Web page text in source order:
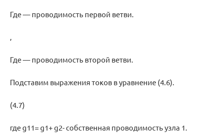
Где — проводимость первой ветви.
Где — проводимость второй ветви.
Подставим выражения токов в уравнение (4.6).
(4.7)
где g11= g1+ g2- собственная проводимость узла 1.